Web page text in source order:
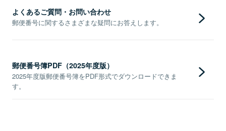
よくあるご質問・お問い合わせ
郵便番号に関するさまざまな疑問にお答えします。
郵便番号簿PDF（2025年度版）
2025年度版郵便番号簿をPDF形式でダウンロードできま
す。